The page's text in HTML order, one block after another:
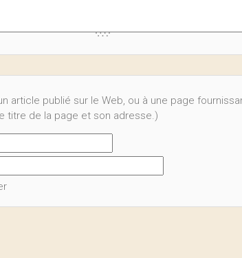
article publié sur le Web, ou à une page
titre de la page et son adresse.)